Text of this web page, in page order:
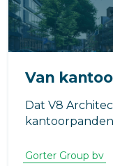
Van
Dat V8
met het ontwerp van het
Gorter Group bv